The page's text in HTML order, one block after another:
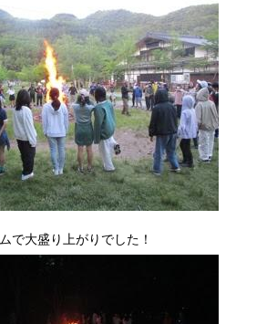
で大盛り上がりでした！